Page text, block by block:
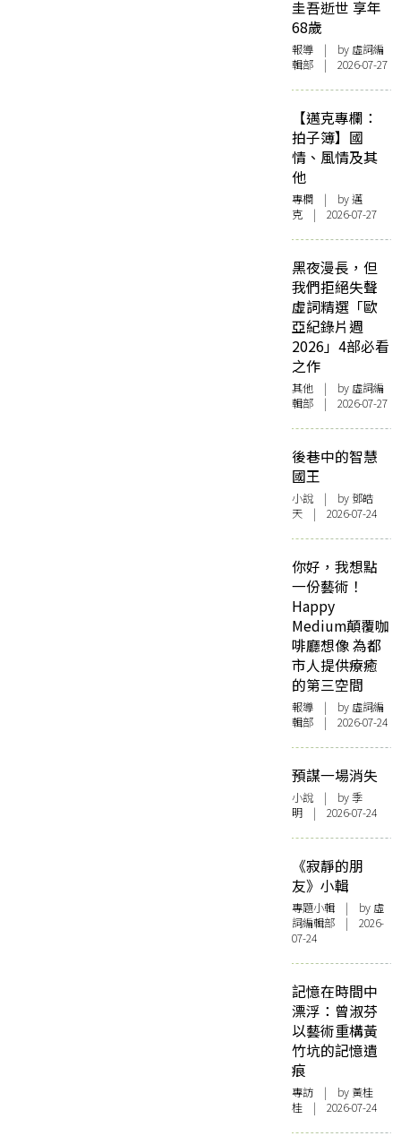
圭吾逝世 享年
68歲
報導 | by 虛詞編
輯部 | 2026-07-27
【邁克專欄：
拍子簿】國
情、風情及其
他
專欄 | by邁
克 | 2026-07-27
黑夜漫長，但
我們拒絕失聲
虛詞精選「歐
亞紀錄片週
2026」4部必看
之作
其他 | by 虛詞編
輯部 | 2026-07-27
後巷中的智慧
國王
小說 | by 鄧皓
天 | 2026-07-24
你好，我想點
一份藝術！
Happy
Medium顛覆咖
啡廳想像 為都
市人提供療癒
的第三空間
報導 | by 虛詞編
輯部 | 2026-07-24
預謀一場消失
小說 | by 季
明 | 2026-07-24
《寂靜的朋
友》小輯
專題小輯 | by 虛
詞編輯部 | 2026-
07-24
記憶在時間中
漂浮：曾淑芬
以藝術重構黃
竹坑的記憶遺
痕
專訪 | by 黃桂
桂 | 2026-07-24